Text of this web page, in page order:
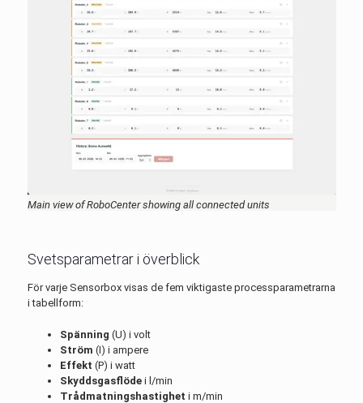
Main view of RoboCenter showing all connected units
Svetsparametrar i överblick
För varje Sensorbox visas de fem viktigaste processparametrarna
i tabellform:
Spänning (U) i volt
Ström (I) i ampere
Effekt (P) i watt
Skyddsgasflödei l/min
Trådmatningshastighet i m/min